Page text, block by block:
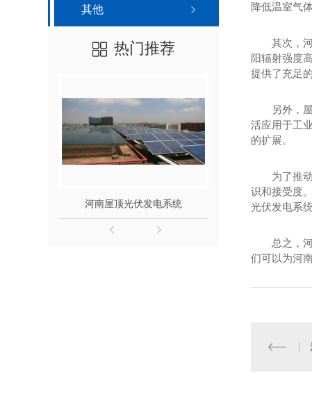
其他
热门推荐
河南屋顶光伏发电系统 河南屋顶光
降低温室气
其次，
阳辐射强度
提供了充足的
另外，
活应用于工
的扩展。
为了推
识和接受度
光伏发电系
总之，
们可以为河